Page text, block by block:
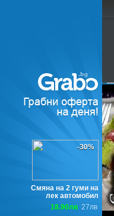
-30%
Смяна на 2 гуми на
лек автомобил
18.90лв 27лв
Торти